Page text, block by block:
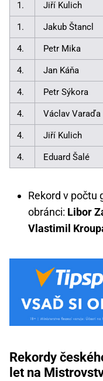
1. Jiří Kulich
1. Jakub Štancl
4. Petr Mika
4. Jan Káňa
4. Petr Sýkora
4. Václav Varaďa
4. Jiří Kulich
4. Eduard Šalé
Rekord v počtu
obránci: Libor
Vlastimil
Rekordy
let na